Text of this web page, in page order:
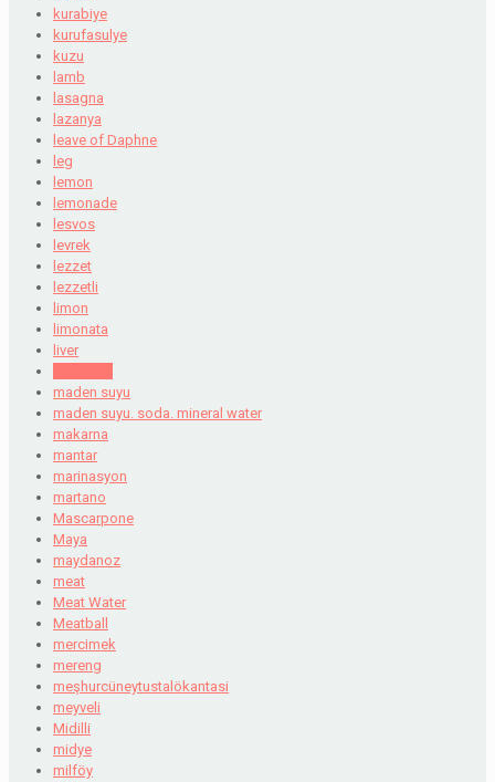
kurabiye
kurufasulye
kuzu
lamb
lasagna
lazanya
leave of Daphne
leg
lemon
lemonade
lesvos
levrek
lezzet
lezzetli
limon
limonata
liver
maden suyu
maden suyu. soda. mineral water
makarna
mantar
marinasyon
martano
Mascarpone
Maya
maydanoz
meat
Meat Water
Meatball
mercimek
mereng
meşhurcüneytustalökantasi
meyveli
Midilli
midye
milföy